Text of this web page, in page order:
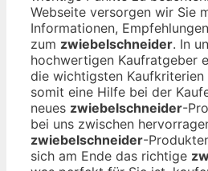
Webseite versorgen wir Sie
Informationen,
zum zwiebelschneider. In
hochwertigen Kaufratgeber
die wichtigsten Kaufkriterien
somit eine Hilfe bei der
neues zwiebelschneider-
bei uns zwischen
zwiebelschneider-
sich am Ende das richtige